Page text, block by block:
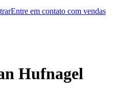
Entre em contato com vendas
Hufnagel